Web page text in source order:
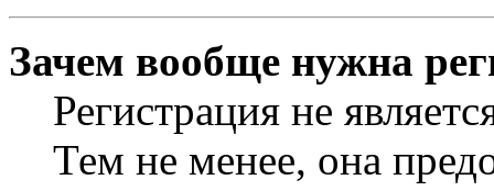
Зачем вообще нужна
Регистрация не
Тем не менее, она